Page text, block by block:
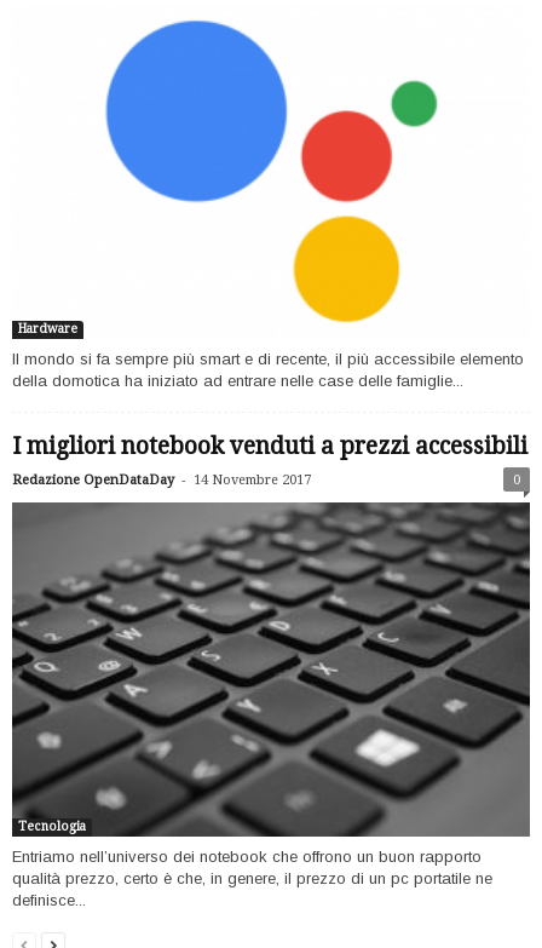
Hardware
Il mondo si fa sempre più smart e di recente, il più accessibile elemento
della domotica ha iniziato ad entrare nelle case delle famiglie...
I migliori notebook venduti a prezzi accessibili
Redazione OpenDataDay - 14 Novembre 2017 0
Tecnologia
Entriamo nell’universo dei notebook che offrono un buon rapporto
qualità prezzo, certo è che, in genere, il prezzo di un pc portatile ne
definisce...